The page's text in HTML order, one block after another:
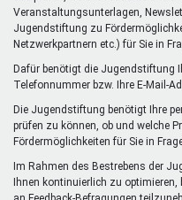
Veranstaltungsunterlagen,
Jugendstiftung zu
Netzwerkpartnern etc.) für Sie in
Dafür benötigt die Jugendstiftung
Telefonnummer bzw. Ihre E-Mail-
Die Jugendstiftung benötigt Ihre
prüfen zu können, ob und welche
Fördermöglichkeiten für Sie in
Im Rahmen des Bestrebens der
Ihnen kontinuierlich zu optimieren,